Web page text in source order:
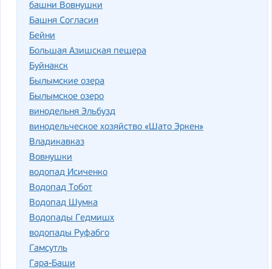
башни Вовнушки
Башня Согласия
Бейни
Большая Азишская пещера
Буйнакск
Былымские озера
Былымское озеро
винодельня Эльбузд
винодельческое хозяйство «Шато Эркен»
Владикавказ
Вовнушки
водопад Исиченко
Водопад Тобот
Водопад Шумка
Водопады Гедмишх
водопады Руфабго
Гамсутль
Гара-Баши